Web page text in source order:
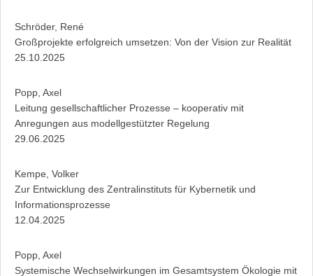
Schröder, René
Großprojekte erfolgreich umsetzen: Von der Vision zur Realität
25.10.2025
Popp, Axel
Leitung gesellschaftlicher Prozesse – kooperativ mit
Anregungen aus modellgestützter Regelung
29.06.2025
Kempe, Volker
Zur Entwicklung des Zentralinstituts für Kybernetik und
Informationsprozesse
12.04.2025
Popp, Axel
Systemische Wechselwirkungen im Gesamtsystem Ökologie mit